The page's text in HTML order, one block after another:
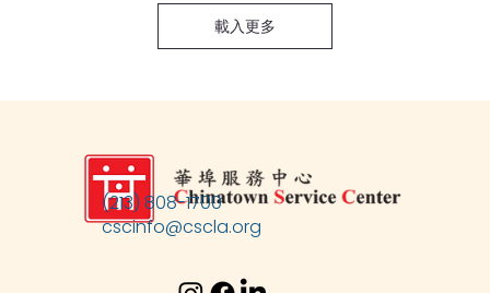
載入更多
(213) 808-1700
cscinfo@cscla.org